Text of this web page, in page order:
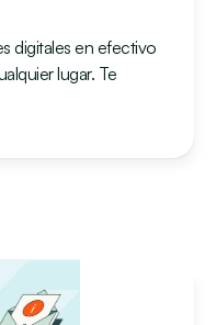
digitales en efectivo
lugar. Te